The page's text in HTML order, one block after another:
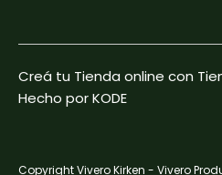
Creá tu Tienda online con
Hecho por KODE
Copyright Vivero Kirken - Vivero